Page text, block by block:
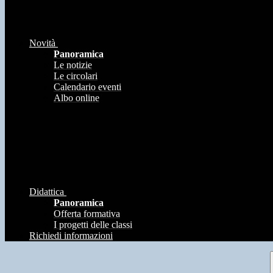
Novità
Panoramica
Le notizie
Le circolari
Calendario eventi
Albo online
Didattica
Panoramica
Offerta formativa
I progetti delle classi
Richiedi informazioni